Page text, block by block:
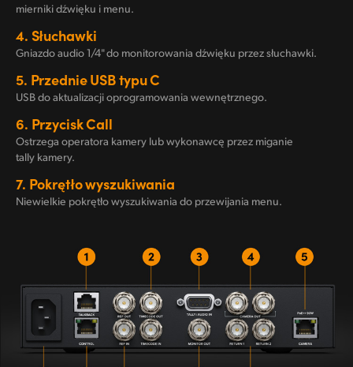
mierniki dźwięku i menu.
4. Słuchawki
Gniazdo audio 1/4" do monitorowania dźwięku przez słuchawki.
5. Przednie USB typu C
USB do aktualizacji oprogramowania wewnętrznego.
6. Przycisk Call
Ostrzega operatora kamery lub wykonawcę przez miganie
tally kamery.
7. Pokrętło wyszukiwania
Niewielkie pokrętło wyszukiwania do przewijania menu.